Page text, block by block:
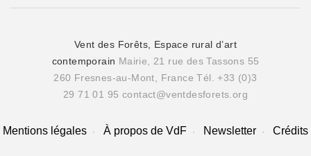
Vent des Forêts, Espace rural d’art
contemporain Mairie, 21 rue des Tassons 55
260 Fresnes-au-Mont, France Tél. +33 (0)3
29 71 01 95 contact@ventdesforets.org
Mentions légales À propos de VdF Newsletter Crédits